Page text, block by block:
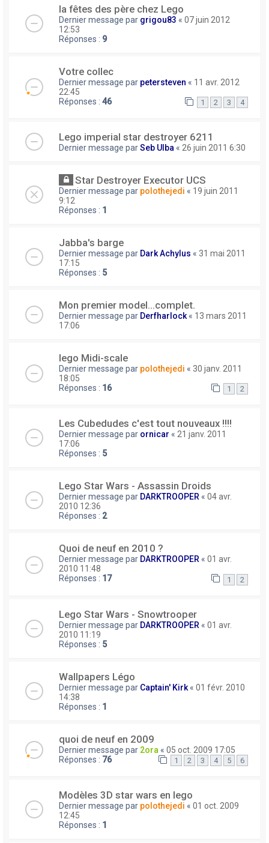
la fêtes des père chez Lego
Dernier message par grigou83 « 07 juin 2012
12:53
Réponses : 9
Votre collec
Dernier message par petersteven « 11 avr. 2012
22:45
Réponses : 46 1 2 3 4
Lego imperial star destroyer 6211
Dernier message parSeb Ulba « 26 juin 2011 6:30
Star Destroyer Executor UCS
Dernier message par polothejedi « 19 juin 2011
9:12
Réponses : 1
Jabba's barge
Dernier message par Dark Achylus « 31 mai 2011
17:15
Réponses : 5
Mon premier model...complet.
Dernier message par Derfharlock« 13 mars 2011
17:06
lego Midi-scale
Dernier message par polothejedi « 30 janv. 2011
18:05
Réponses : 16 1 2
Les Cubedudes c'est tout nouveaux !!!!
Dernier message par ornicar « 21 janv. 2011
17:06
Réponses : 5
Lego Star Wars - Assassin Droids
Dernier message par DARKTROOPER « 04 avr.
2010 12:36
Réponses : 2
Quoi de neuf en 2010 ?
Dernier message par DARKTROOPER « 01 avr.
2010 11:48
Réponses : 17 1 2
Lego Star Wars - Snowtrooper
Dernier message par DARKTROOPER « 01 avr.
2010 11:19
Réponses : 5
Wallpapers Légo
Dernier message par Captain' Kirk « 01 févr. 2010
14:38
Réponses : 1
quoi de neuf en 2009
Dernier message par 2ora « 05 oct. 2009 17:05
Réponses : 76 1 2 3 4 5 6
Modèles 3D star wars en lego
Dernier message par polothejedi « 01 oct. 2009
12:45
Réponses : 1